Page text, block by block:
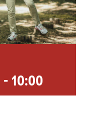
- 10:00